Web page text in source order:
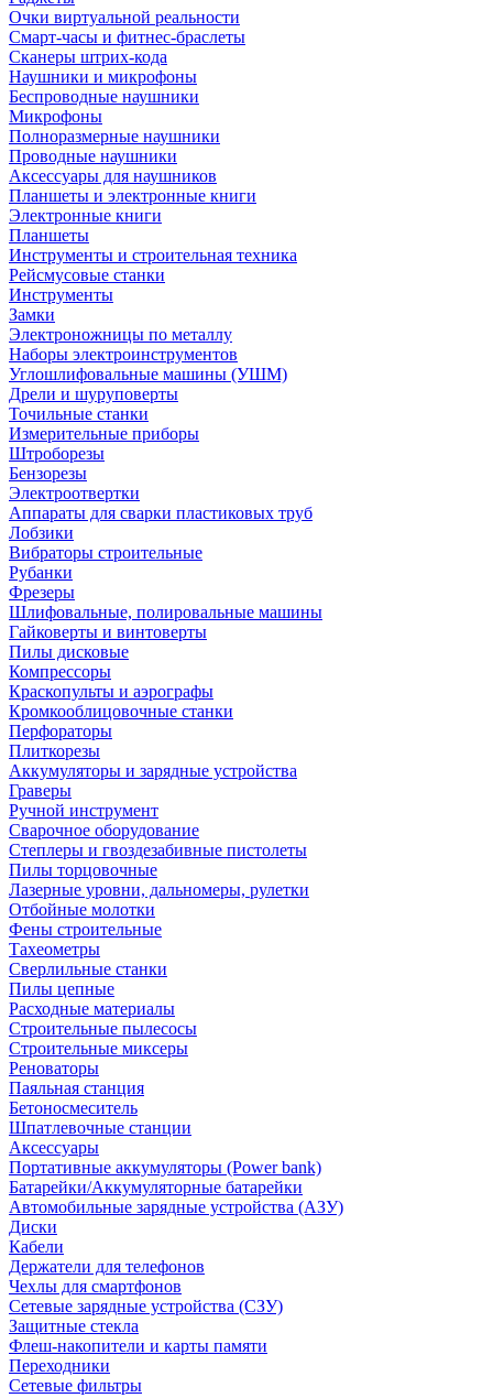
Очки виртуальной реальности
Смарт-часы и фитнес-браслеты
Сканеры штрих-кода
Наушники и микрофоны
Беспроводные наушники
Микрофоны
Полноразмерные наушники
Проводные наушники
Аксессуары для наушников
Планшеты и электронные книги
Электронные книги
Планшеты
Инструменты и строительная техника
Рейсмусовые станки
Инструменты
Замки
Электроножницы по металлу
Наборы электроинструментов
Углошлифовальные машины (УШМ)
Дрели и шуруповерты
Точильные станки
Измерительные приборы
Штроборезы
Бензорезы
Электроотвертки
Аппараты для сварки пластиковых труб
Лобзики
Вибраторы строительные
Рубанки
Фрезеры
Шлифовальные, полировальные машины
Гайковерты и винтоверты
Пилы дисковые
Компрессоры
Краскопульты и аэрографы
Кромкооблицовочные станки
Перфораторы
Плиткорезы
Аккумуляторы и зарядные устройства
Граверы
Ручной инструмент
Сварочное оборудование
Степлеры и гвоздезабивные пистолеты
Пилы торцовочные
Лазерные уровни, дальномеры, рулетки
Отбойные молотки
Фены строительные
Тахеометры
Сверлильные станки
Пилы цепные
Расходные материалы
Строительные пылесосы
Строительные миксеры
Реноваторы
Паяльная станция
Бетоносмеситель
Шпатлевочные станции
Аксессуары
Портативные аккумуляторы (Power bank)
Батарейки/Аккумуляторные батарейки
Автомобильные зарядные устройства (АЗУ)
Диски
Кабели
Держатели для телефонов
Чехлы для смартфонов
Сетевые зарядные устройства (СЗУ)
Защитные стекла
Флеш-накопители и карты памяти
Переходники
Сетевые фильтры